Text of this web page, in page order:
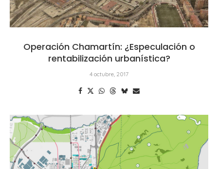
Operación Chamartín: ¿Especulación o
rentabilización urbanística?
4 octubre, 2017